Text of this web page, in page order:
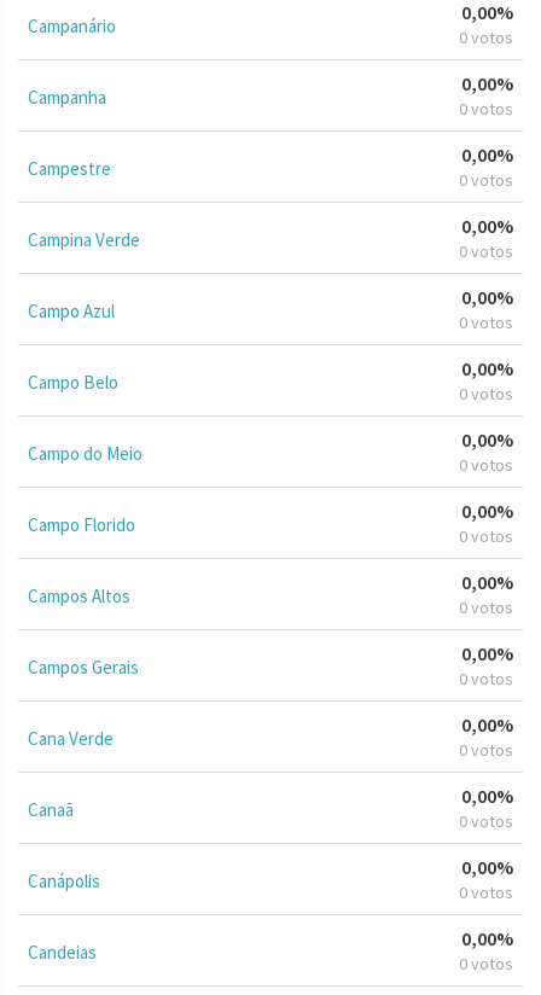
Campanário
0,00%
0 votos
Campanha
0,00%
0 votos
Campestre
0,00%
0 votos
Campina Verde
0,00%
0 votos
Campo Azul
0,00%
0 votos
Campo Belo
0,00%
0 votos
Campo do Meio
0,00%
0 votos
Campo Florido
0,00%
0 votos
Campos Altos
0,00%
0 votos
Campos Gerais
0,00%
0 votos
Cana Verde
0,00%
0 votos
Canaã
0,00%
0 votos
Canápolis
0,00%
0 votos
Candeias
0,00%
0 votos